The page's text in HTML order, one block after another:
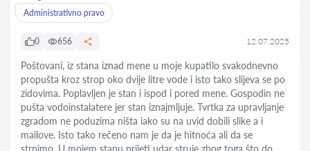
Administrativno pravo
0 656 12.07.2025
Poštovani, iz stana iznad mene u moje kupatilo svakodnevno
propušta kroz strop oko dvije litre vode i isto tako slijeva se po
zidovima. Poplavljen je stan i ispod i pored mene. Gospodin ne
pušta vodoinstalatere jer stan iznajmljuje. Tvrtka za upravljanje
zgradom ne poduzima ništa iako su na uvid dobili slike a i
mailove. Isto tako rečeno nam je da je hitnoća ali da se
strpimo. U mojem stanu prijeti udar struje zbog toga što do